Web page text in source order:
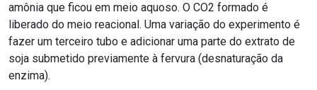
amônia que ficou em meio aquoso. O CO2 formado é
liberado do meio reacional. Uma variação do experimento é
fazer um terceiro tubo e adicionar uma parte do extrato de
soja submetido previamente à fervura (desnaturação da
enzima).